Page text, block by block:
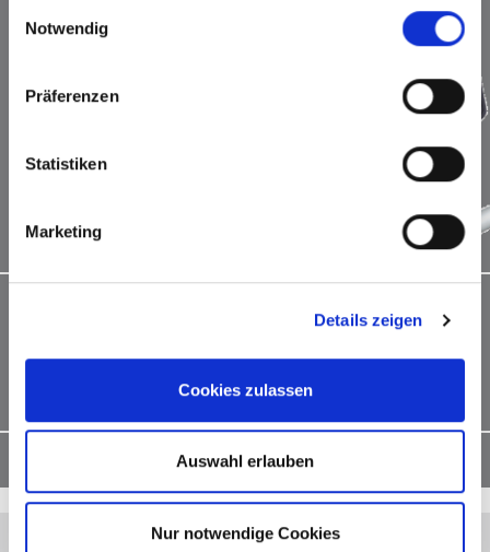
Notwendig
Präferenzen
Statistiken
Marketing
Details zeigen
Cookies zulassen
Auswahl erlauben
Nur notwendige Cookies
Der Accent 1400 kann um die Augensteuerung Look™
erweitert werden, die eine Steuerung mit den Augen
Anpassen an individuelle Bedürfnisse.
Erfahren Sie hier mehr
Dynamischer Talker